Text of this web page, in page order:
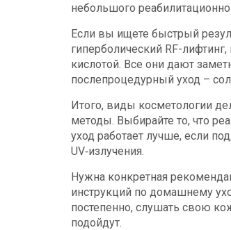
небольшого
Если вы ищете быстрый
гиперболический RF-
кислотой. Все они дают
послепроцедурный уход –
Итого, виды косметологии
методы. Выбирайте то, что
уход работает лучше, если
UV‑излучения.
Нужна конкретная
инструкций по домашнему
постепенно, слушать свою
подойдут.